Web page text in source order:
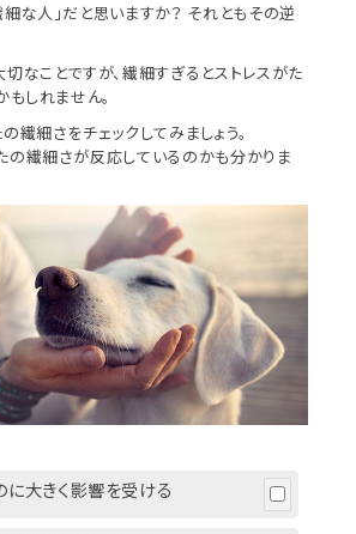
わせ
イン
示
な人」だと思いますか？ それともその逆
なことですが、繊細すぎるとストレスがた
もしれません。
繊細さをチェックしてみましょう。
の繊細さが反応しているのかも分かりま
大きく影響を受ける